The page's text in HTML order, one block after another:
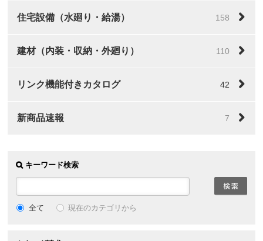
住宅設備（水廻り・給湯） 158
建材（内装・収納・外廻り） 110
リンク機能付きカタログ 42
新商品速報 7
キーワード検索
全て 現在のカテゴリから